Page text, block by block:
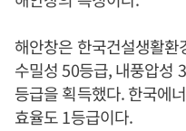
해안창은 한국건설생활
수밀성 50등급, 내풍압성
등급을 획득했다. 한국에
효율도 1등급이다.